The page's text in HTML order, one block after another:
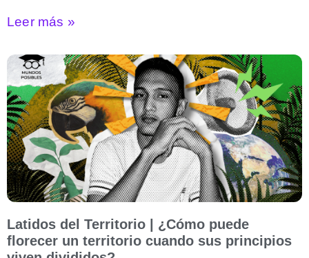
Leer más »
Latidos del Territorio | ¿Cómo puede
florecer un territorio cuando sus principios